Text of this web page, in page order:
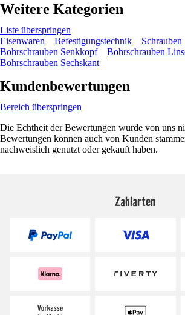
Weitere Kategorien
Liste überspringen
Eisenwaren
Befestigungstechnik Schrauben
Bohrschrauben Senkkopf
Bohrschrauben
Bohrschrauben Sechskant
Kundenbewertungen
Bereich überspringen
Die Echtheit der Bewertungen wurde von uns
Bewertungen können auch von Kunden
nachweislich genutzt oder gekauft haben.
Zahlarten